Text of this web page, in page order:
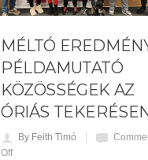
MÉLTÓ
PÉLDAMUTATÓ
KÖZÖSSÉGEK AZ
ÓRIÁS
By Feith Timó
Off